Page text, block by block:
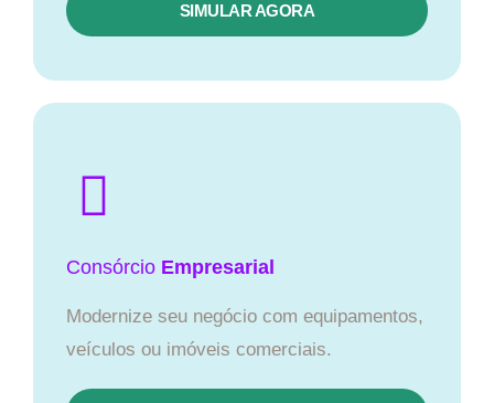
SIMULAR AGORA
Consórcio Empresarial
Modernize seu negócio com equipamentos,
veículos ou imóveis comerciais.